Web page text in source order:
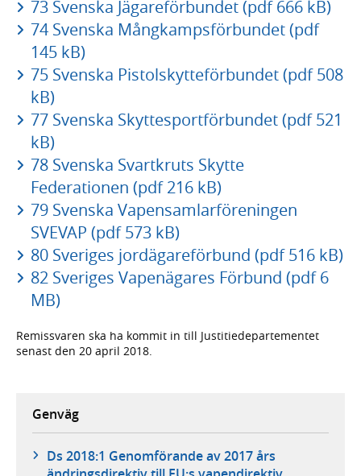
73 Svenska Jägareförbundet (pdf 666 kB)
74 Svenska Mångkampsförbundet (pdf
145 kB)
75 Svenska Pistolskytteförbundet (pdf 508
kB)
77 Svenska Skyttesportförbundet (pdf 521
kB)
78 Svenska Svartkruts Skytte
Federationen (pdf 216 kB)
79 Svenska Vapensamlarföreningen
SVEVAP (pdf 573 kB)
80 Sveriges jordägareförbund (pdf 516 kB)
82 Sveriges Vapenägares Förbund (pdf 6
MB)
Remissvaren ska ha kommit in till Justitiedepartementet
senast den 20 april 2018.
Genväg
Ds 2018:1 Genomförande av 2017 års